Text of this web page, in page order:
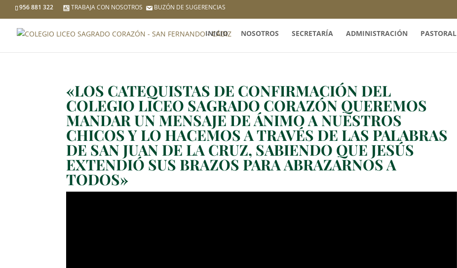
956 881 322 TRABAJA CON NOSOTROS BUZÓN DE SUGERENCIAS
INICIO NOSOTROS SECRETARÍA ADMINISTRACIÓN PASTORAL
«LOS CATEQUISTAS DE CONFIRMACIÓN DEL
COLEGIO LICEO SAGRADO CORAZÓN QUEREMOS
MANDAR UN MENSAJE DE ÁNIMO A NUESTROS
CHICOS Y LO HACEMOS A TRAVÉS DE LAS PALABRAS
DE SAN JUAN DE LA CRUZ, SABIENDO QUE JESÚS
EXTENDIÓ SUS BRAZOS PARA ABRAZARNOS A
TODOS»